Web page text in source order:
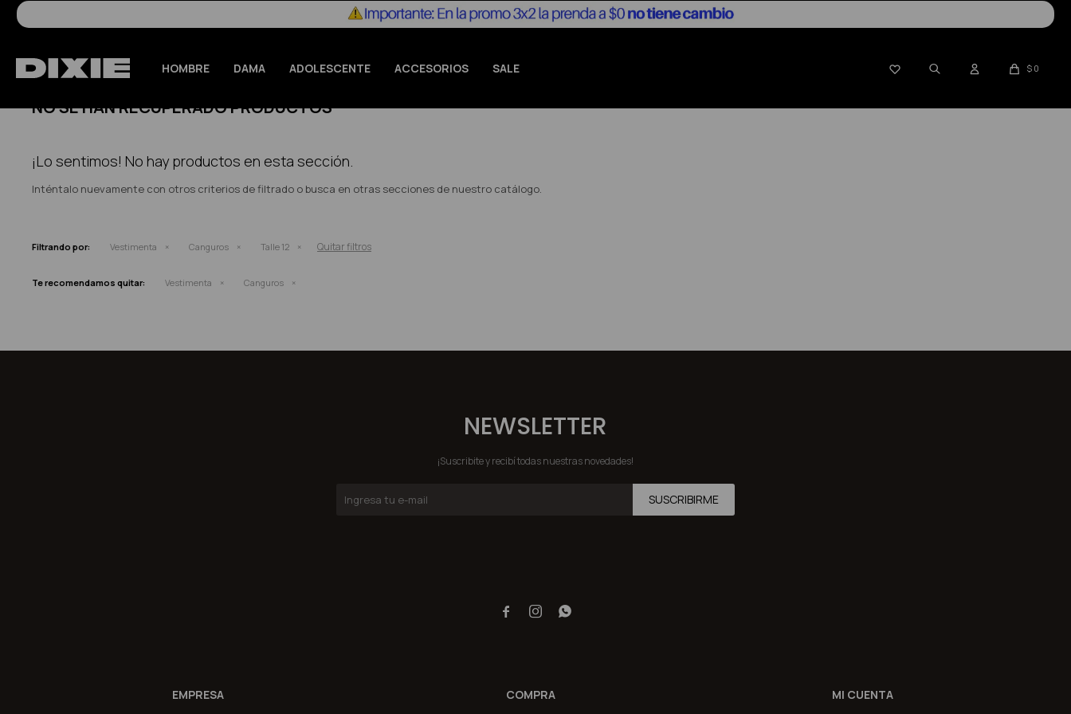
HOMBRE DAMA ADOLESCENTE ACCESORIOS SALE  $ 0
NO SE HAN RECUPERADO PRODUCTOS
¡Lo sentimos! No hay productos en esta sección.
Inténtalo nuevamente con otros criterios de filtrado o busca en otras secciones de nuestro catálogo.
Filtrando por: Vestimenta Canguros Talle 12 Quitar filtros
Te recomendamos quitar: Vestimenta Canguros
EMPRESA COMPRA MI CUENTA
NEWSLETTER
¡Suscribite y recibí todas nuestras novedades!
SUSCRIBIRME
  